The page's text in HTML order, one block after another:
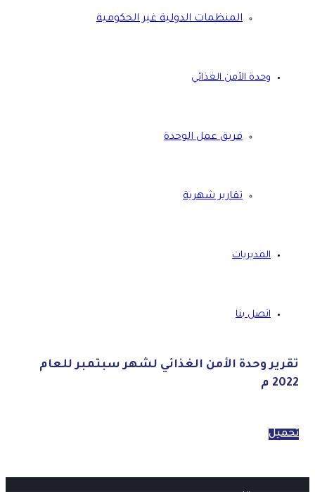
المنظمات الدولية غير الحكومية
وحدة الأمن الغذائي
فريق عمل الوحدة
تقارير شهرية
المديريات
اتصل بنا
تقرير وحدة الأمن الغذائي لشهر سبتمبر للعام
2022 م
تحميل